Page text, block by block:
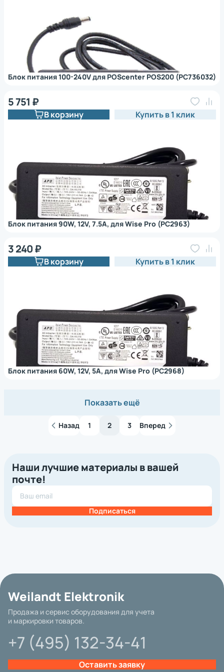
Блок питания 100-240V для POScenter POS200 (PC736032)
Блок питания 90W, 12V, 7.5A, для Wise Pro (PC2963)
5 751 ₽
В корзину Купить в 1 клик
Блок питания 60W, 12V, 5A, для Wise Pro (PC2968)
3 240 ₽
В корзину Купить в 1 клик
Показать ещё
Назад 1 2 3 Вперед
Наши лучшие материалы в вашей
почте!
Подписаться
Weilandt Elektronik
Продажа и сервис оборудования для учета
и маркировки товаров.
+7 (495) 132-34-41
Оставить заявку